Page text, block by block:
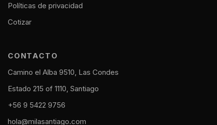
Políticas de privacidad
Cotizar
CONTACTO
Camino el Alba 9510, Las Condes
Estado 215 of 1110, Santiago
+56 9 5422 9756
hola@milasantiago.com